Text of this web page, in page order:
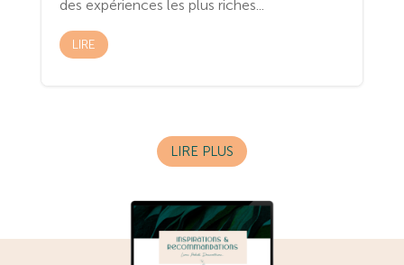
des expériences les plus riches...
LIRE
LIRE PLUS